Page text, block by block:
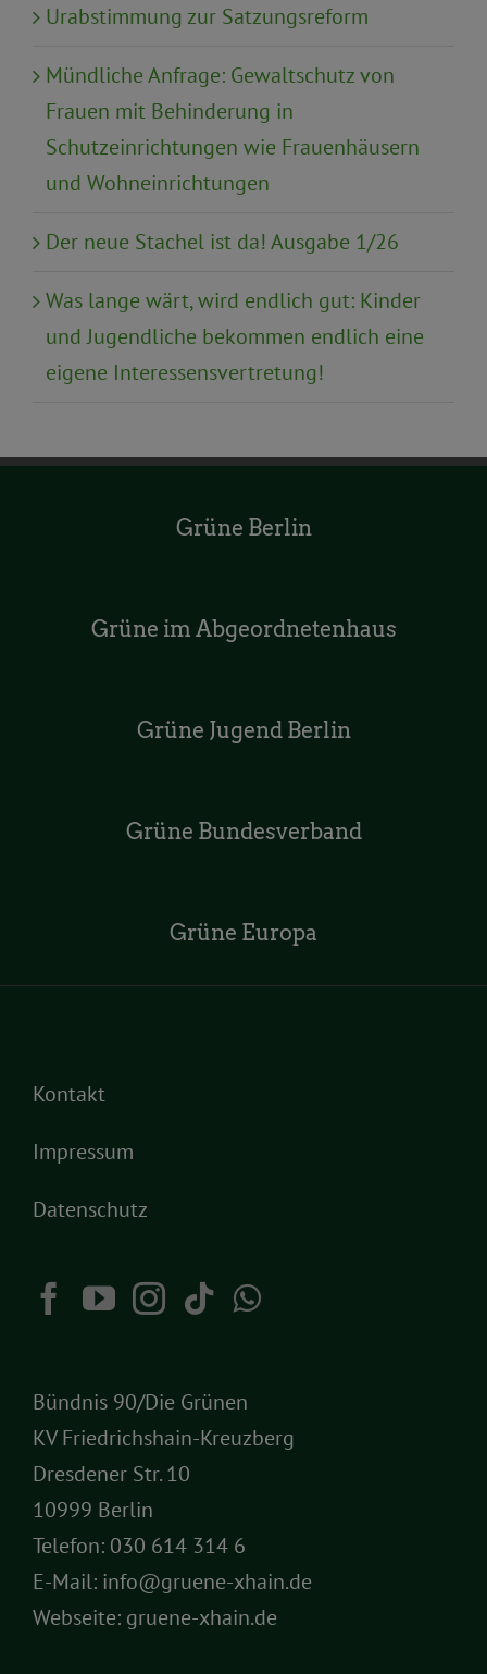
Urabstimmung zur Satzungsreform
Mündliche Anfrage: Gewaltschutz von
Frauen mit Behinderung in
Schutzeinrichtungen wie Frauenhäusern
und Wohneinrichtungen
Der neue Stachel ist da! Ausgabe 1/26
Was lange wärt, wird endlich gut: Kinder
und Jugendliche bekommen endlich eine
eigene Interessensvertretung!
Grüne Berlin
Grüne im Abgeordnetenhaus
Grüne Jugend Berlin
Grüne Bundesverband
Grüne Europa
Kontakt
Impressum
Datenschutz
Bündnis 90/Die Grünen
KV Friedrichshain-Kreuzberg
Dresdener Str. 10
10999 Berlin
Telefon: 030 614 314 6
E-Mail: info@gruene-xhain.de
Webseite: gruene-xhain.de